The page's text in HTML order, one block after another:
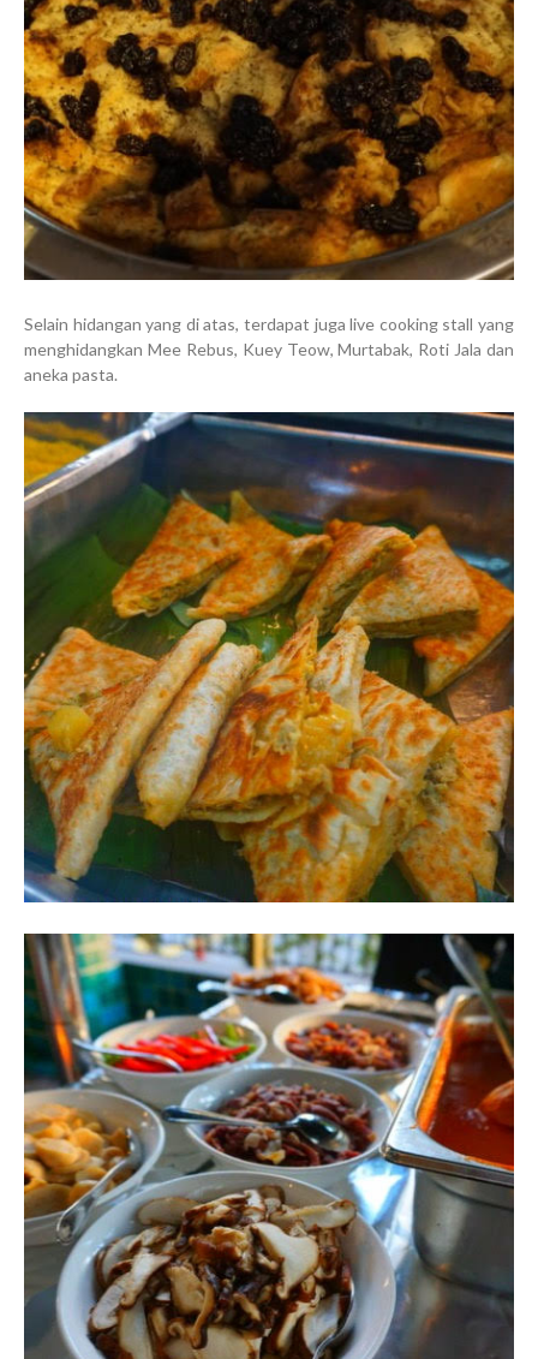
Selain hidangan yang di atas, terdapat juga live cooking stall yang
menghidangkan Mee Rebus, Kuey Teow, Murtabak, Roti Jala dan
aneka pasta.